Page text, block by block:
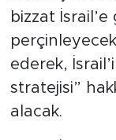
bizzat
ederek,
stratejisi”
alacak.